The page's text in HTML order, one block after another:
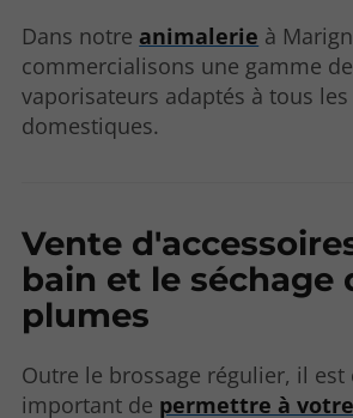
Dans notre animalerie à
commercialisons une gamme
vaporisateurs adaptés à tous
domestiques.
Vente
bain et le séchage
plumes
Outre le brossage régulier, il est
important de permettre à